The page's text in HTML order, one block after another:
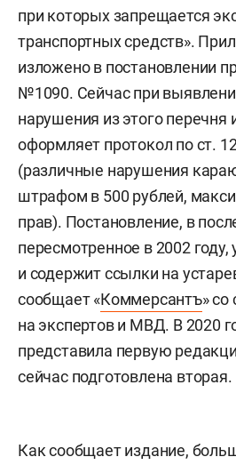
при которых запрещается
транспортных средств».
изложено в постановлении
№1090. Сейчас при
нарушения из этого
оформляет протокол по ст.
(различные нарушения
штрафом в 500 рублей,
прав). Постановление, в
пересмотренное в 2002
и содержит ссылки на
сообщает «Коммерсантъ» со
на экспертов и МВД. В 2020
представила первую
сейчас подготовлена вторая.
Как сообщает издание,